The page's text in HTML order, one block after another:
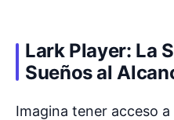
Lark Player: La
Sueños al
Imagina tener acceso